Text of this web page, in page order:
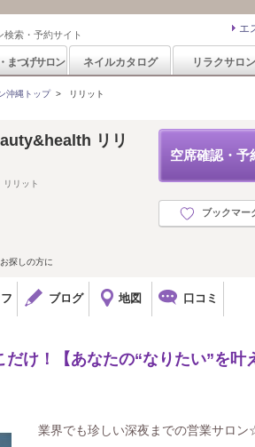
索・予約サイト エ
まつげサロン ネイルカタログ リラクサロン
沖縄トップ> リリット
空席確認・予
ブックマー
リリ
リット
探しの方に
ブログ 地図 口コミ
け！【あなたの“なりたい”を叶
業界でも珍しい深夜までの営業サロ